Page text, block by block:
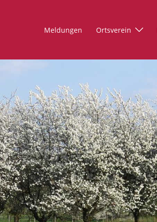
Meldungen Ortsverein